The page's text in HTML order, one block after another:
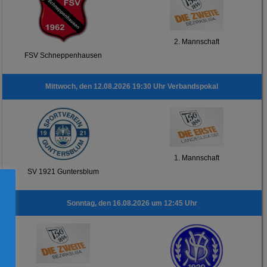
FSV Schneppenhausen
2. Mannschaft
Mittwoch, den 12.08.2026 19:30 Uhr Verbandspokal
SV 1921 Guntersblum
1. Mannschaft
Sonntag, den 16.08.2026 um 12:45 Uhr